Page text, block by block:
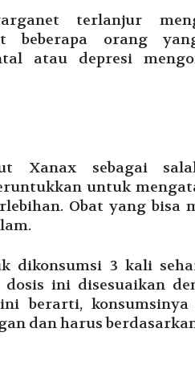
terlanjur
beberapa orang
atau depresi
Xanax sebagai
untuk
Obat yang bisa
dikonsumsi 3 kali
ini disesuaikan
berarti,
dan harus